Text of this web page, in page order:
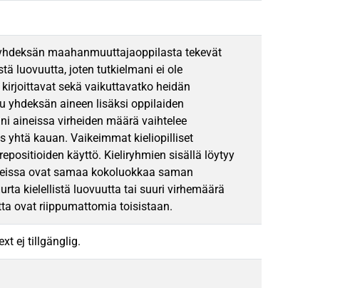
maahanmuuttajaoppilasta tekevät
luovuutta, joten tutkielmani ei ole
sekä vaikuttavatko heidän
yhdeksän aineen lisäksi oppilaiden
aineissa virheiden määrä vaihtelee
yhtä kauan. Vaikeimmat kieliopilliset
käyttö. Kieliryhmien sisällä löytyy
ovat samaa kokoluokkaa saman
kielellistä luovuutta tai suuri virhemäärä
ovat riippumattomia toisistaan.
ej tillgänglig.